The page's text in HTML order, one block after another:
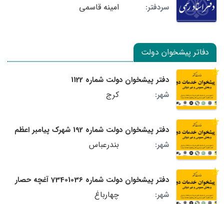
سردفتر:
امینه قاسمی
دفاتر پیشخوان دولت
دفتر پیشخوان دولت شماره 1122
شهر:
کرج
دفتر پیشخوان دولت شماره 192 شهرک پیامبر اعظم
شهر:
بندرعباس
دفتر پیشخوان دولت شماره 73401036 آغچه حصار
شهر:
چهارباغ